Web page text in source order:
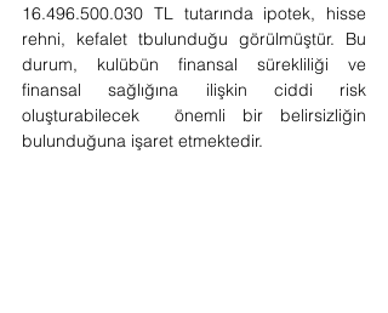
16.496.500.030 TL tutarında ipotek, hisse
rehni, kefalet tbulunduğu görülmüştür. Bu
durum, kulübün finansal sürekliliği ve
finansal sağlığına ilişkin ciddi risk
oluşturabilecek  önemli bir belirsizliğin
bulunduğuna işaret etmektedir.